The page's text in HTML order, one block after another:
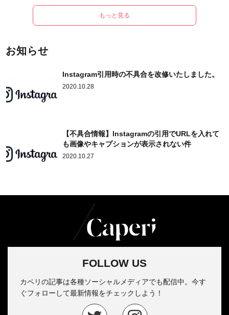
もっと見る
お知らせ
Instagram引用時の不具合を改修いたしました。
2020.10.28
【不具合情報】Instagramの引用でURLを入れて
も画像やキャプションが表示されない件
2020.10.27
FOLLOW US
カペリの記事は各種ソーシャルメディアでも配信中。今す
ぐフォローして最新情報をチェックしよう！